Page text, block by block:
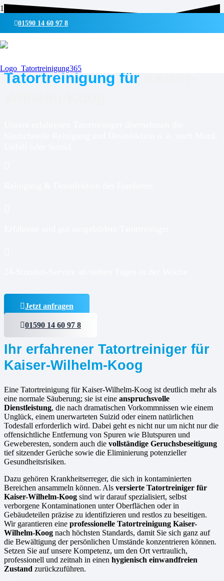
01590 14 60 97 8
Tatortreinigung für
Jetzt anfragen
01590 14 60 97 8
Ihr erfahrener Tatortreiniger für
Kaiser-Wilhelm-Koog
Eine Tatortreinigung für Kaiser-Wilhelm-Koog ist deutlich mehr als
eine normale Säuberung; sie ist eine anspruchsvolle
Dienstleistung, die nach dramatischen Vorkommnissen wie einem
Unglück, einem unerwarteten Suizid oder einem natürlichen
Todesfall erforderlich wird. Dabei geht es nicht nur um nicht nur die
offensichtliche Entfernung von Spuren wie Blutspuren und
Geweberesten, sondern auch die vollständige Geruchsbeseitigung
tief sitzender Gerüche sowie die Eliminierung potenzieller
Gesundheitsrisiken.
Dazu gehören Krankheitserreger, die sich in kontaminierten
Bereichen ansammeln können. Als versierte Tatortreiniger für
Kaiser-Wilhelm-Koog sind wir darauf spezialisiert, selbst
verborgene Kontaminationen unter Oberflächen oder in
Gebäudeteilen präzise zu identifizieren und restlos zu beseitigen.
Wir garantieren eine professionelle Tatortreinigung Kaiser-
Wilhelm-Koog nach höchsten Standards, damit Sie sich ganz auf
die Bewältigung der persönlichen Umstände konzentrieren können.
Setzen Sie auf unsere Kompetenz, um den Ort vertraulich,
professionell und zeitnah in einen hygienisch einwandfreien
Zustand zurückzuführen.